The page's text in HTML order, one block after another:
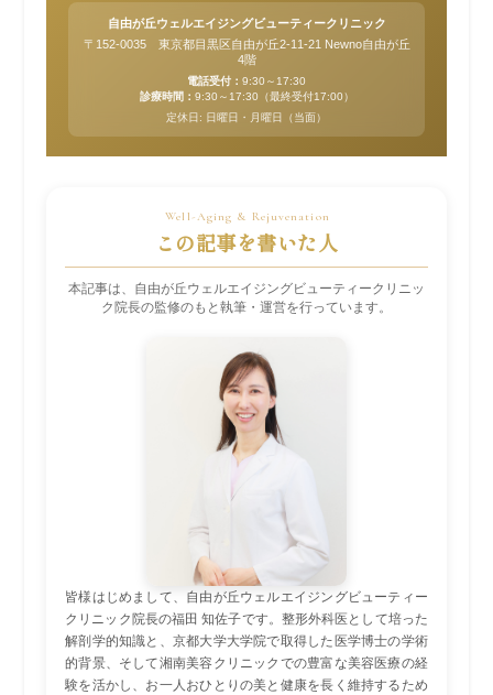
自由が丘ウェルエイジングビューティークリニック
〒152-0035 東京都目黒区自由が丘2-11-21 Newno自由が丘
4階
電話受付： 9:30～17:30
診療時間： 9:30～17:30（最終受付17:00）
定休日: 日曜日・月曜日（当面）
この記事を書いた人
本記事は、自由が丘ウェルエイジングビューティークリニッ
ク院長の監修のもと執筆・運営を行っています。
皆様はじめまして、自由が丘ウェルエイジングビューティー
クリニック院長の福田 知佐子です。整形外科医として培った
解剖学的知識と、京都大学大学院で取得した医学博士の学術
的背景、そして湘南美容クリニックでの豊富な美容医療の経
験を活かし、お一人おひとりの美と健康を長く維持するため